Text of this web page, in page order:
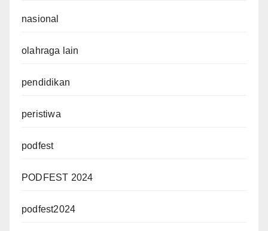
nasional
olahraga lain
pendidikan
peristiwa
podfest
PODFEST 2024
podfest2024